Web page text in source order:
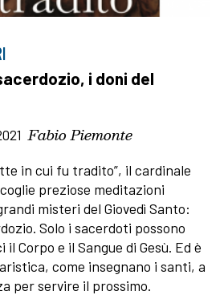
i doni del
Fabio Piemonte
in cui fu tradito”, il cardinale
preziose meditazioni
misteri del Giovedì Santo:
Solo i sacerdoti possono
Corpo e il Sangue di Gesù. Ed è
come insegnano i santi, a
per servire il prossimo.